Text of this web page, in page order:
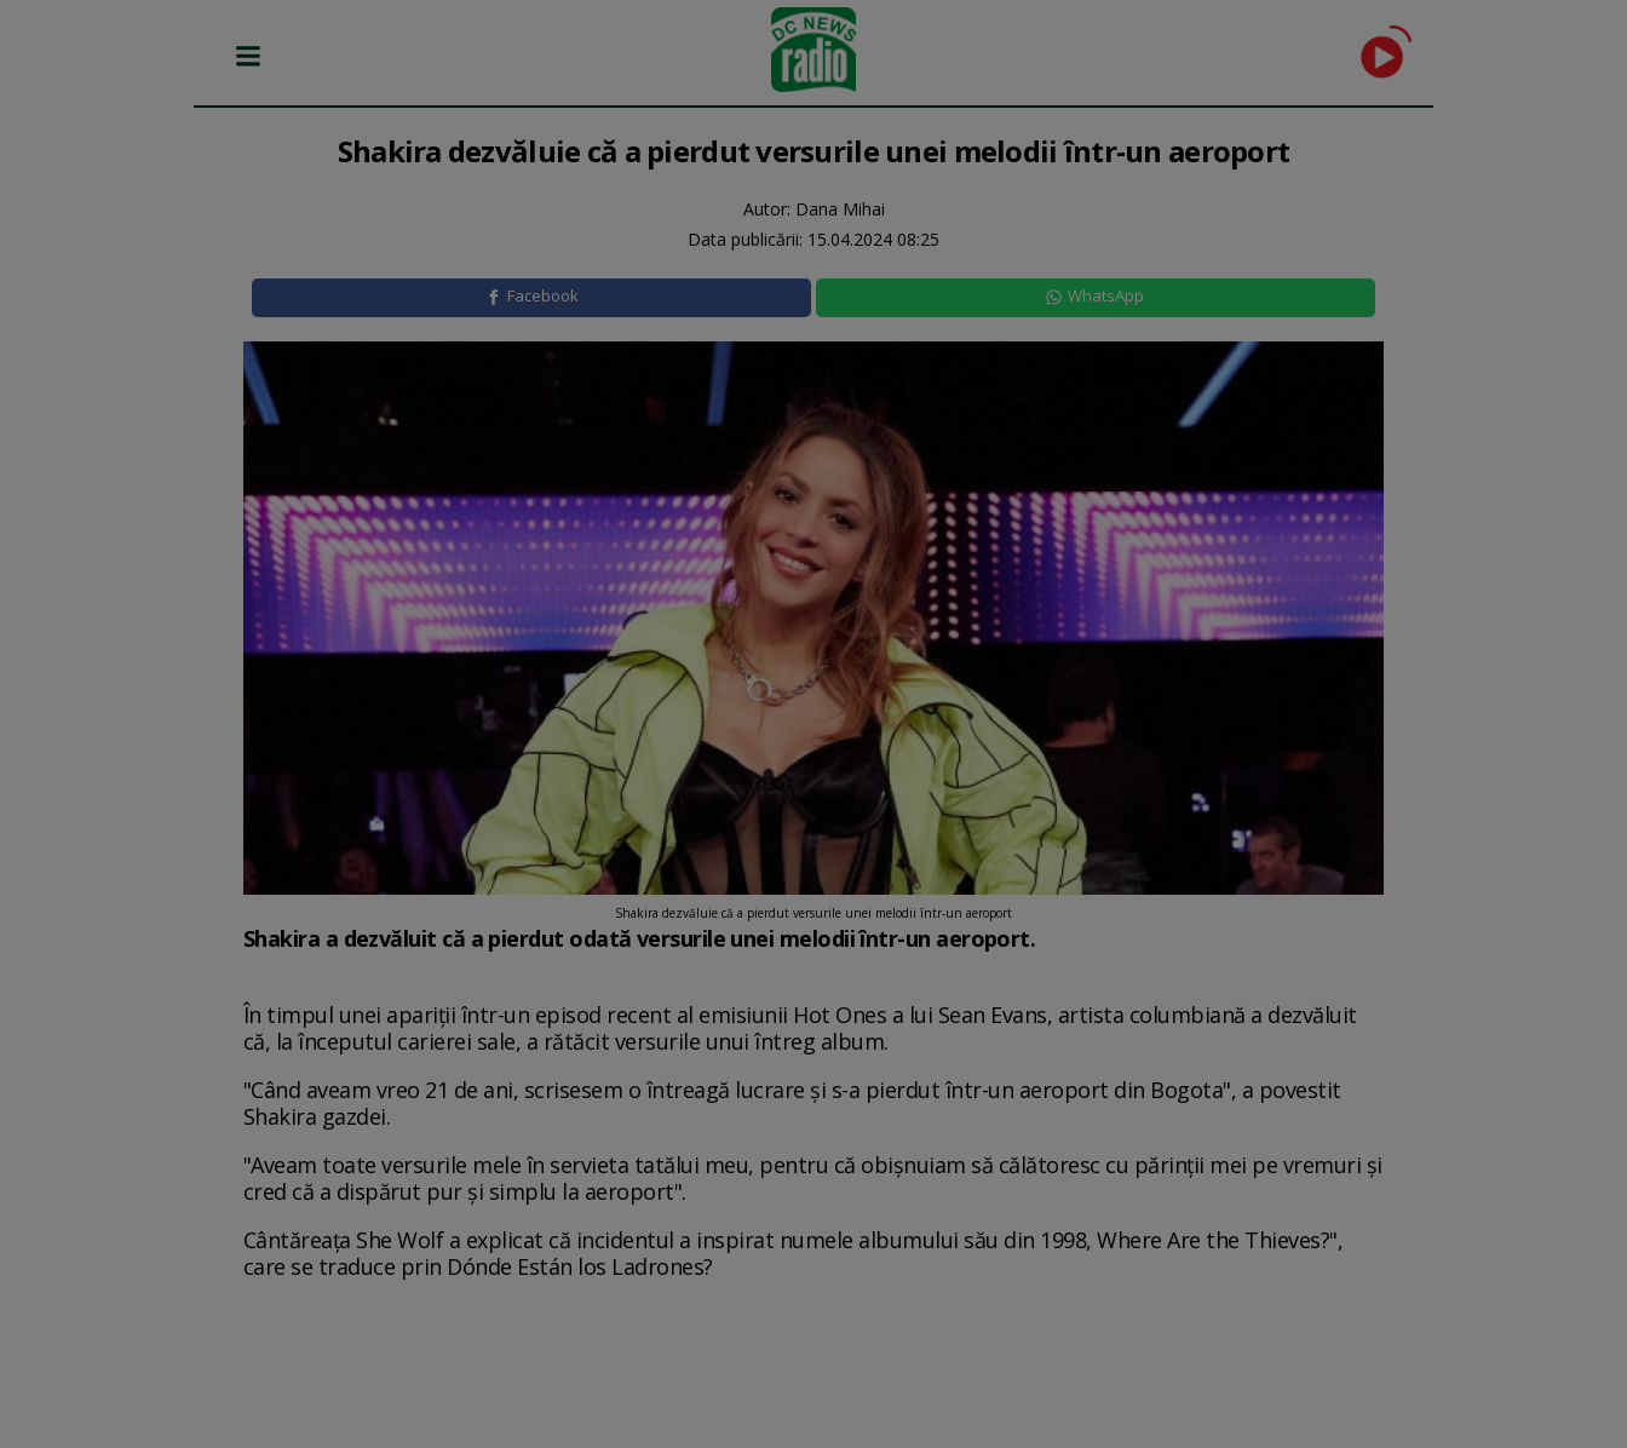
Shakira dezvăluie că a pierdut versurile unei melodii într-un aeroport
Autor: Dana Mihai
Data publicării: 15.04.2024 08:25
Facebook WhatsApp
Shakira dezvăluie că a pierdut versurile unei melodii într-un aeroport
Shakira a dezvăluit că a pierdut odată versurile unei melodii într-un aeroport.
În timpul unei apariții într-un episod recent al emisiunii Hot Ones a lui Sean Evans, artista columbiană a dezvăluit
că, la începutul carierei sale, a rătăcit versurile unui întreg album.
"Când aveam vreo 21 de ani, scrisesem o întreagă lucrare și s-a pierdut într-un aeroport din Bogota", a povestit
Shakira gazdei.
"Aveam toate versurile mele în servieta tatălui meu, pentru că obișnuiam să călătoresc cu părinții mei pe vremuri și
cred că a dispărut pur și simplu la aeroport".
Cântăreața She Wolf a explicat că incidentul a inspirat numele albumului său din 1998, Where Are the Thieves?",
care se traduce prin Dónde Están los Ladrones?